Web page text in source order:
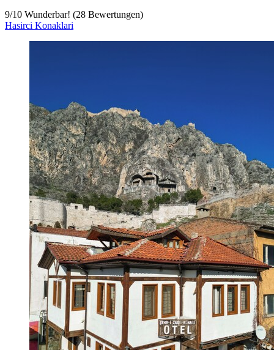
9/10 Wunderbar! (28 Bewertungen)
Hasirci Konaklari